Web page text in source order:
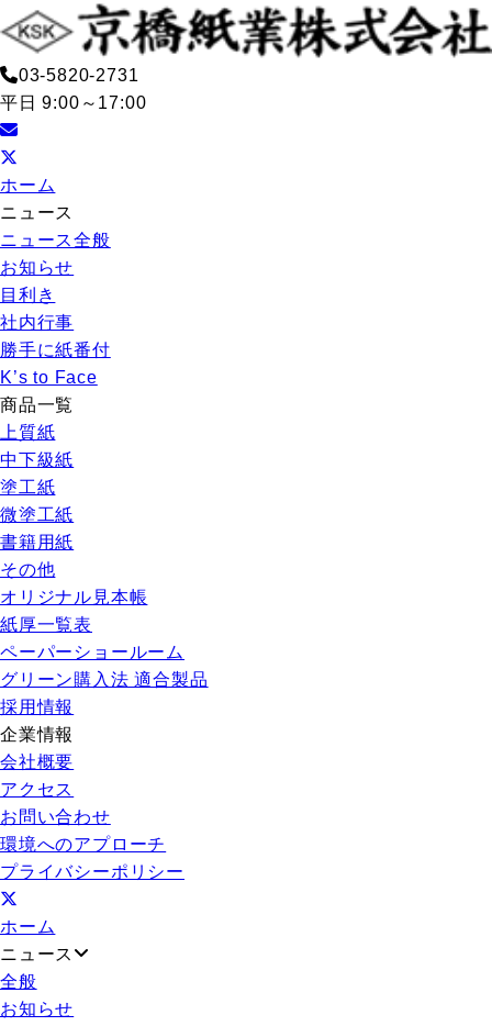
03-5820-2731
平日 9:00～17:00
ホーム
ニュース
ニュース全般
お知らせ
目利き
社内行事
勝手に紙番付
K’s to Face
商品一覧
上質紙
中下級紙
塗工紙
微塗工紙
書籍用紙
その他
オリジナル見本帳
紙厚一覧表
ペーパーショールーム
グリーン購入法 適合製品
採用情報
企業情報
会社概要
アクセス
お問い合わせ
環境へのアプローチ
プライバシーポリシー
ホーム
ニュース
全般
お知らせ